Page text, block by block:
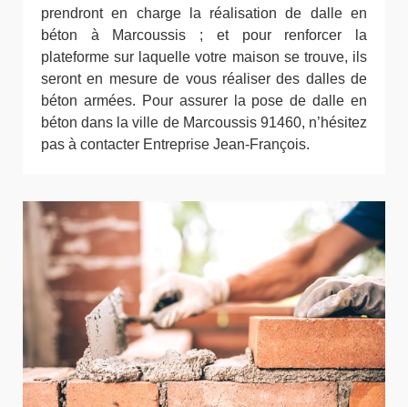
prendront en charge la réalisation de dalle en
béton à Marcoussis ; et pour renforcer la
plateforme sur laquelle votre maison se trouve, ils
seront en mesure de vous réaliser des dalles de
béton armées. Pour assurer la pose de dalle en
béton dans la ville de Marcoussis 91460, n’hésitez
pas à contacter Entreprise Jean-François.